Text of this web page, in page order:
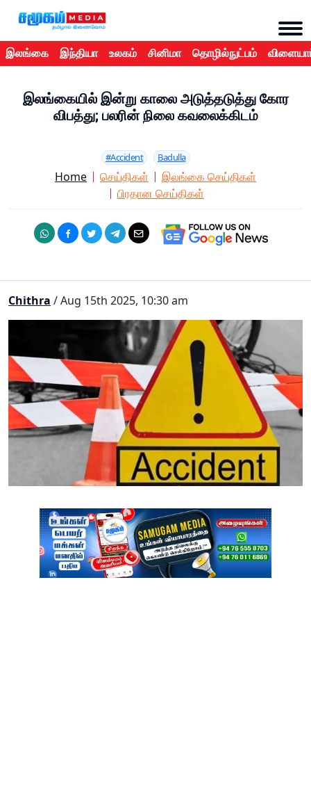
இலங்கை இந்தியா உலகம் சினிமா தொழில்நுட்பம்
இலங்கையில் இன்று காலை அடுத்தடுத்து கோர
விபத்து; பலரின் நிலை கவலைக்கிடம்
#Accident Badulla
Home செய்திகள்
இலங்கை செய்திகள்
பிரதான செய்திகள்
Chithra / Aug 15th 2025, 10:30 am